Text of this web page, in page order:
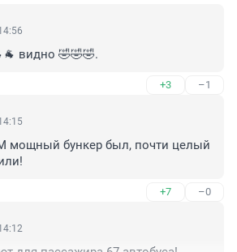
видно 🤣🤣🤣.
+3 –1
мощный бункер был, почти целый
+7 –0